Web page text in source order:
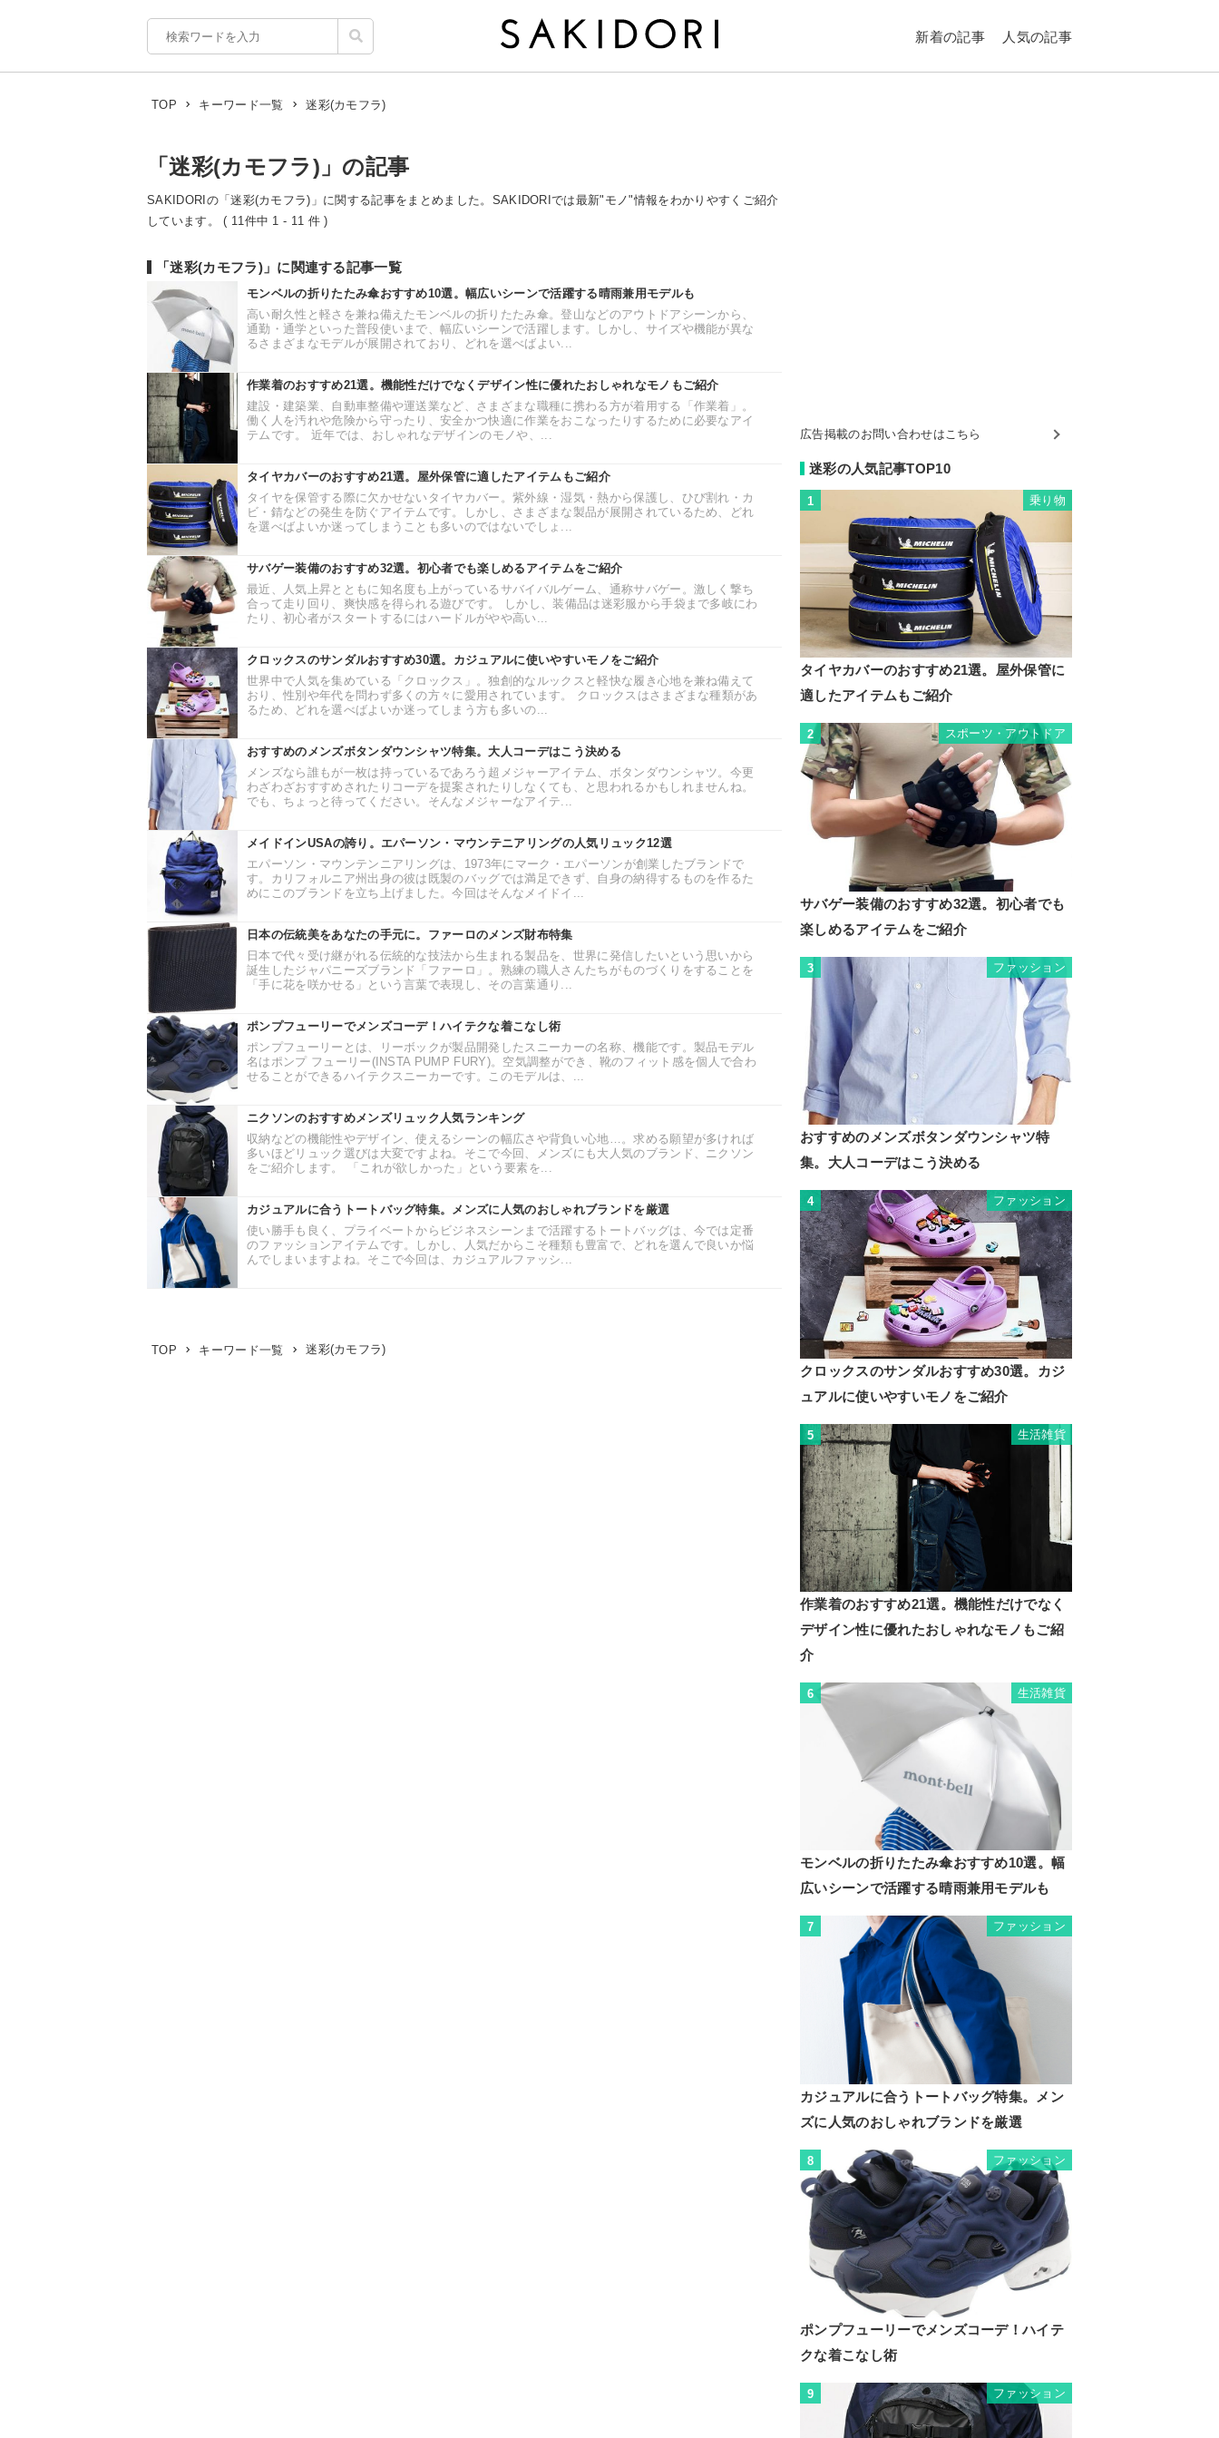
新着の記事 人気の記事
TOP キーワード一覧 迷彩(カモフラ)
「迷彩(カモフラ)」の記事
SAKIDORIの「迷彩(カモフラ)」に関する記事をまとめました。SAKIDORIでは最新"モノ"情報をわかりやすくご紹介
しています。 ( 11件中 1 - 11 件 )
「迷彩(カモフラ)」に関連する記事一覧
モンベルの折りたたみ傘おすすめ10選。幅広いシーンで活躍する晴雨兼用モデルも
高い耐久性と軽さを兼ね備えたモンベルの折りたたみ傘。登山などのアウトドアシーンから、
通勤・通学といった普段使いまで、幅広いシーンで活躍します。しかし、サイズや機能が異な
るさまざまなモデルが展開されており、どれを選べばよい...
作業着のおすすめ21選。機能性だけでなくデザイン性に優れたおしゃれなモノもご紹介
建設・建築業、自動車整備や運送業など、さまざまな職種に携わる方が着用する「作業着」。
働く人を汚れや危険から守ったり、安全かつ快適に作業をおこなったりするために必要なアイ
テムです。 近年では、おしゃれなデザインのモノや、...
タイヤカバーのおすすめ21選。屋外保管に適したアイテムもご紹介
タイヤを保管する際に欠かせないタイヤカバー。紫外線・湿気・熱から保護し、ひび割れ・カ
ビ・錆などの発生を防ぐアイテムです。しかし、さまざまな製品が展開されているため、どれ
を選べばよいか迷ってしまうことも多いのではないでしょ...
サバゲー装備のおすすめ32選。初心者でも楽しめるアイテムをご紹介
最近、人気上昇とともに知名度も上がっているサバイバルゲーム、通称サバゲー。激しく撃ち
合って走り回り、爽快感を得られる遊びです。 しかし、装備品は迷彩服から手袋まで多岐にわ
たり、初心者がスタートするにはハードルがやや高い...
クロックスのサンダルおすすめ30選。カジュアルに使いやすいモノをご紹介
世界中で人気を集めている「クロックス」。独創的なルックスと軽快な履き心地を兼ね備えて
おり、性別や年代を問わず多くの方々に愛用されています。 クロックスはさまざまな種類があ
るため、どれを選べばよいか迷ってしまう方も多いの...
おすすめのメンズボタンダウンシャツ特集。大人コーデはこう決める
メンズなら誰もが一枚は持っているであろう超メジャーアイテム、ボタンダウンシャツ。今更
わざわざおすすめされたりコーデを提案されたりしなくても、と思われるかもしれませんね。
でも、ちょっと待ってください。そんなメジャーなアイテ...
メイドインUSAの誇り。エパーソン・マウンテニアリングの人気リュック12選
エパーソン・マウンテンニアリングは、1973年にマーク・エパーソンが創業したブランドで
す。カリフォルニア州出身の彼は既製のバッグでは満足できず、自身の納得するものを作るた
めにこのブランドを立ち上げました。今回はそんなメイドイ...
日本の伝統美をあなたの手元に。ファーロのメンズ財布特集
日本で代々受け継がれる伝統的な技法から生まれる製品を、世界に発信したいという思いから
誕生したジャパニーズブランド「ファーロ」。熟練の職人さんたちがものづくりをすることを
「手に花を咲かせる」という言葉で表現し、その言葉通り...
ポンプフューリーでメンズコーデ！ハイテクな着こなし術
ポンプフューリーとは、リーボックが製品開発したスニーカーの名称、機能です。製品モデル
名はポンプ フューリー(INSTA PUMP FURY)。空気調整ができ、靴のフィット感を個人で合わ
せることができるハイテクスニーカーです。このモデルは、...
ニクソンのおすすめメンズリュック人気ランキング
収納などの機能性やデザイン、使えるシーンの幅広さや背負い心地…。求める願望が多ければ
多いほどリュック選びは大変ですよね。そこで今回、メンズにも大人気のブランド、ニクソン
をご紹介します。 「これが欲しかった」という要素を...
カジュアルに合うトートバッグ特集。メンズに人気のおしゃれブランドを厳選
使い勝手も良く、プライベートからビジネスシーンまで活躍するトートバッグは、今では定番
のファッションアイテムです。しかし、人気だからこそ種類も豊富で、どれを選んで良いか悩
んでしまいますよね。そこで今回は、カジュアルファッシ...
TOP キーワード一覧 迷彩(カモフラ)
広告掲載のお問い合わせはこちら
迷彩の人気記事TOP10
1 乗り物
タイヤカバーのおすすめ21選。屋外保管に
適したアイテムもご紹介
2 スポーツ・アウトドア
サバゲー装備のおすすめ32選。初心者でも
楽しめるアイテムをご紹介
3 ファッション
おすすめのメンズボタンダウンシャツ特
集。大人コーデはこう決める
4 ファッション
クロックスのサンダルおすすめ30選。カジ
ュアルに使いやすいモノをご紹介
5 生活雑貨
作業着のおすすめ21選。機能性だけでなく
デザイン性に優れたおしゃれなモノもご紹
介
6 生活雑貨
モンベルの折りたたみ傘おすすめ10選。幅
広いシーンで活躍する晴雨兼用モデルも
7 ファッション
カジュアルに合うトートバッグ特集。メン
ズに人気のおしゃれブランドを厳選
8 ファッション
ポンプフューリーでメンズコーデ！ハイテ
クな着こなし術
9 ファッション